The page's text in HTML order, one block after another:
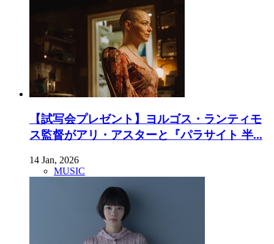
【試写会プレゼント】ヨルゴス・ランティモ
ス監督がアリ・アスターと『パラサイト 半...
14 Jan, 2026
MUSIC